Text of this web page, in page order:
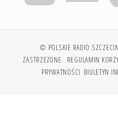
© POLSKIE RADIO
ZASTRZEŻONE. REGULAMIN
PRYWATNOŚCI BIULETYN